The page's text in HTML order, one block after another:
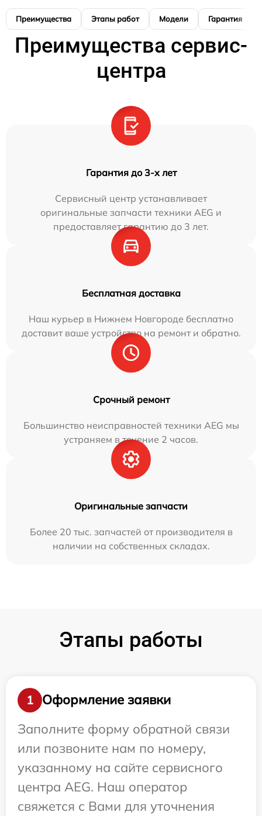
Преимущества Этапы работ Модели Гарантия
Преимущества сервис-
центра
Гарантия до 3-х лет
Сервисный центр устанавливает
оригинальные запчасти техники AEG и
предоставляет гарантию до 3 лет.
Бесплатная доставка
Наш курьер в Нижнем Новгороде бесплатно
доставит ваше устройство на ремонт и обратно.
Срочный ремонт
Большинство неисправностей техники AEG мы
устраняем в течение 2 часов.
Оригинальные запчасти
Более 20 тыс. запчастей от производителя в
наличии на собственных складах.
Этапы работы
1
Оформление заявки
Заполните форму обратной связи
или позвоните нам по номеру,
указанному на сайте сервисного
центра AEG. Наш оператор
свяжется с Вами для уточнения